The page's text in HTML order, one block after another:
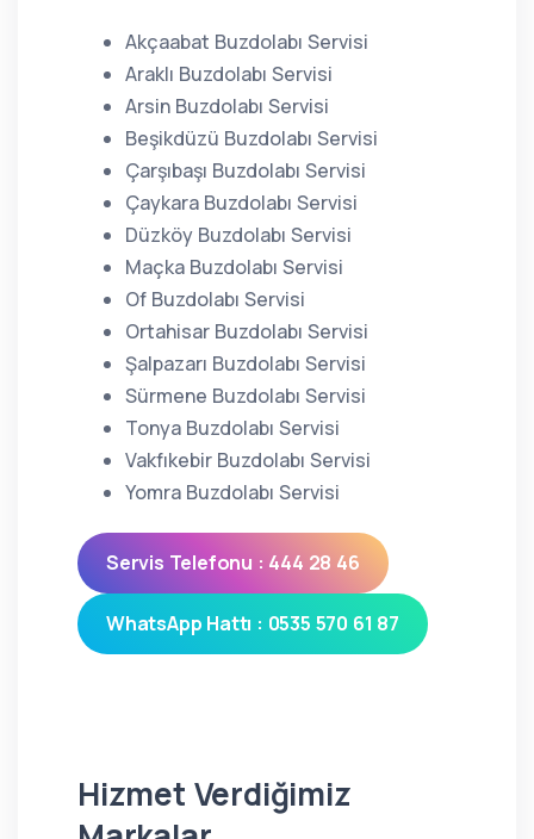
Akçaabat Buzdolabı Servisi
Araklı Buzdolabı Servisi
Arsin Buzdolabı Servisi
Beşikdüzü Buzdolabı Servisi
Çarşıbaşı Buzdolabı Servisi
Çaykara Buzdolabı Servisi
Düzköy Buzdolabı Servisi
Maçka Buzdolabı Servisi
Of Buzdolabı Servisi
Ortahisar Buzdolabı Servisi
Şalpazarı Buzdolabı Servisi
Sürmene Buzdolabı Servisi
Tonya Buzdolabı Servisi
Vakfıkebir Buzdolabı Servisi
Yomra Buzdolabı Servisi
Servis Telefonu : 444 28 46
WhatsApp Hattı : 0535 570 61 87
Hizmet Verdiğimiz